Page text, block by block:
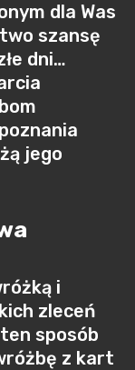
dla Was
szansę
dni…
jego
i
zleceń
sposób
z kart